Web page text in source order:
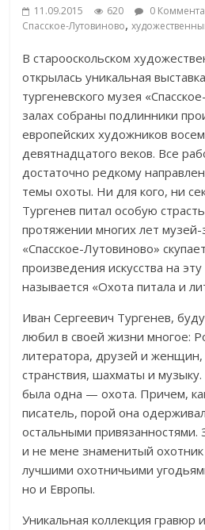
11.09.2015 620 0
Спасское-Лутовиново,
В старооскольском
открылась уникальная
тургеневского музея
залах собраны подлинники
европейских художников
девятнадцатого веков. Все
достаточно редкому
темы охоты. Ни для кого, ни
Тургенев питал особую
протяжении многих лет
«Спасское-Лутовиново»
произведения искусства на
называется «Охота питала и
Иван Сергеевич Тургенев,
любил в своей жизни многое:
литератора, друзей и
странствия, шахматы и
была одна — охота. Причем,
писатель, порой она
остальными привязанностями.
и не мене знаменитый
лучшими охотничьими
но и Европы.
Уникальная коллекция гравюр